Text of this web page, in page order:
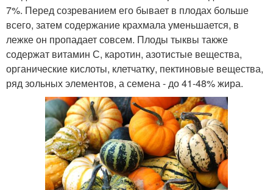
7%. Перед созреванием его бывает в плодах больше
всего, затем содержание крахмала уменьшается, в
лежке он пропадает совсем. Плоды тыквы также
содержат витамин С, каротин, азотистые вещества,
органические кислоты, клетчатку, пектиновые вещества,
ряд зольных элементов, а семена - до 41-48% жира.